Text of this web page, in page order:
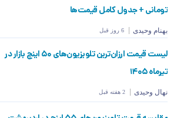
تومانی + جدول کامل قیمت‌ها
بهنام وحیدی 6 روز قبل
لیست قیمت ارزان‌ترین تلویزیون‌های ۵۰ اینچ بازار در
تیرماه ۱۴۰۵
نهال وحیدی 2 هفته قبل